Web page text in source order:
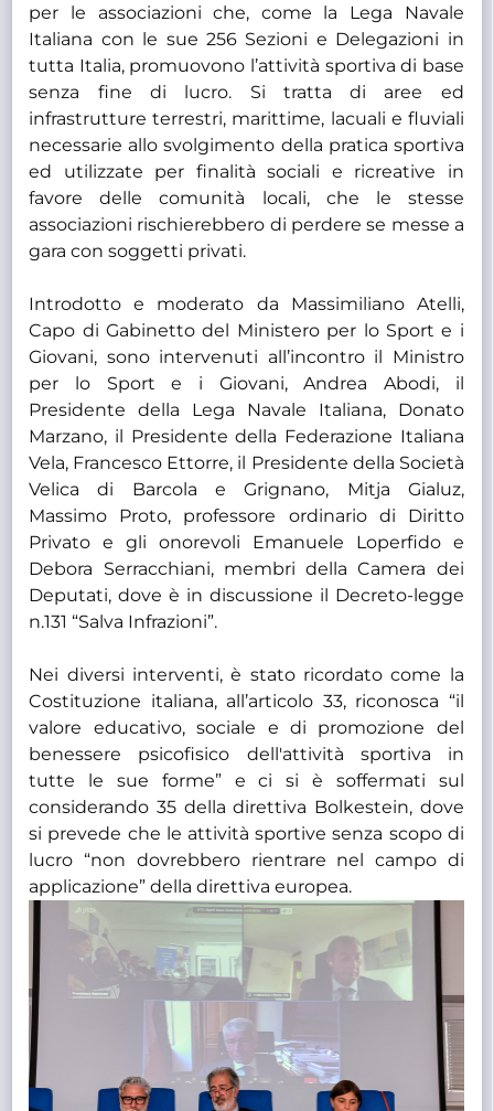
per le associazioni che, come la Lega Navale
Italiana con le sue 256 Sezioni e Delegazioni in
tutta Italia, promuovono l’attività sportiva di base
senza fine di lucro. Si tratta di aree ed
infrastrutture terrestri, marittime, lacuali e fluviali
necessarie allo svolgimento della pratica sportiva
ed utilizzate per finalità sociali e ricreative in
favore delle comunità locali, che le stesse
associazioni rischierebbero di perdere se messe a
gara con soggetti privati.
Introdotto e moderato da Massimiliano Atelli,
Capo di Gabinetto del Ministero per lo Sport e i
Giovani, sono intervenuti all’incontro il Ministro
per lo Sport e i Giovani, Andrea Abodi, il
Presidente della Lega Navale Italiana, Donato
Marzano, il Presidente della Federazione Italiana
Vela, Francesco Ettorre, il Presidente della Società
Velica di Barcola e Grignano, Mitja Gialuz,
Massimo Proto, professore ordinario di Diritto
Privato e gli onorevoli Emanuele Loperfido e
Debora Serracchiani, membri della Camera dei
Deputati, dove è in discussione il Decreto-legge
n.131 “Salva Infrazioni”.
Nei diversi interventi, è stato ricordato come la
Costituzione italiana, all’articolo 33, riconosca “il
valore educativo, sociale e di promozione del
benessere psicofisico dell'attività sportiva in
tutte le sue forme” e ci si è soffermati sul
considerando 35 della direttiva Bolkestein, dove
si prevede che le attività sportive senza scopo di
lucro “non dovrebbero rientrare nel campo di
applicazione” della direttiva europea.